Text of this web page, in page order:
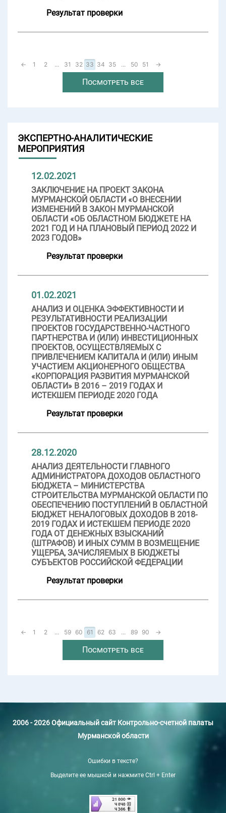
Результат проверки
← 1 2 ... 31 32 33 34 35 ... 50 51 →
Посмотреть все
ЭКСПЕРТНО-АНАЛИТИЧЕСКИЕ
МЕРОПРИЯТИЯ
12.02.2021
ЗАКЛЮЧЕНИЕ НА ПРОЕКТ ЗАКОНА
МУРМАНСКОЙ ОБЛАСТИ «О ВНЕСЕНИИ
ИЗМЕНЕНИЙ В ЗАКОН МУРМАНСКОЙ
ОБЛАСТИ «ОБ ОБЛАСТНОМ БЮДЖЕТЕ НА
2021 ГОД И НА ПЛАНОВЫЙ ПЕРИОД 2022 И
2023 ГОДОВ»
Результат проверки
01.02.2021
АНАЛИЗ И ОЦЕНКА ЭФФЕКТИВНОСТИ И
РЕЗУЛЬТАТИВНОСТИ РЕАЛИЗАЦИИ
ПРОЕКТОВ ГОСУДАРСТВЕННО-ЧАСТНОГО
ПАРТНЕРСТВА И (ИЛИ) ИНВЕСТИЦИОННЫХ
ПРОЕКТОВ, ОСУЩЕСТВЛЯЕМЫХ С
ПРИВЛЕЧЕНИЕМ КАПИТАЛА И (ИЛИ) ИНЫМ
УЧАСТИЕМ АКЦИОНЕРНОГО ОБЩЕСТВА
«КОРПОРАЦИЯ РАЗВИТИЯ МУРМАНСКОЙ
ОБЛАСТИ» В 2016 – 2019 ГОДАХ И
ИСТЕКШЕМ ПЕРИОДЕ 2020 ГОДА
Результат проверки
28.12.2020
АНАЛИЗ ДЕЯТЕЛЬНОСТИ ГЛАВНОГО
АДМИНИСТРАТОРА ДОХОДОВ ОБЛАСТНОГО
БЮДЖЕТА – МИНИСТЕРСТВА
СТРОИТЕЛЬСТВА МУРМАНСКОЙ ОБЛАСТИ ПО
ОБЕСПЕЧЕНИЮ ПОСТУПЛЕНИЙ В ОБЛАСТНОЙ
БЮДЖЕТ НЕНАЛОГОВЫХ ДОХОДОВ В 2018-
2019 ГОДАХ И ИСТЕКШЕМ ПЕРИОДЕ 2020
ГОДА ОТ ДЕНЕЖНЫХ ВЗЫСКАНИЙ
(ШТРАФОВ) И ИНЫХ СУММ В ВОЗМЕЩЕНИЕ
УЩЕРБА, ЗАЧИСЛЯЕМЫХ В БЮДЖЕТЫ
СУБЪЕКТОВ РОССИЙСКОЙ ФЕДЕРАЦИИ
Результат проверки
← 1 2 ... 59 60 61 62 63 ... 89 90 →
Посмотреть все
2006 - 2026 Официальный сайт Контрольно-счетной палаты
Мурманской области
Ошибки в тексте?
Выделите ее мышкой и нажмите Ctrl + Enter